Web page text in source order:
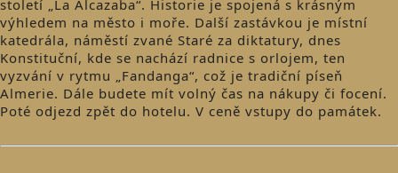
století „La Alcazaba“. Historie je spojená s krásným
výhledem na město i moře. Další zastávkou je místní
katedrála, náměstí zvané Staré za diktatury, dnes
Konstituční, kde se nachází radnice s orlojem, ten
vyzvání v rytmu „Fandanga“, což je tradiční píseň
Almerie. Dále budete mít volný čas na nákupy či focení.
Poté odjezd zpět do hotelu. V ceně vstupy do památek.